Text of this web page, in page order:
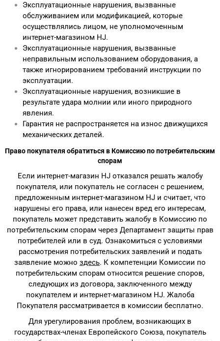
Эксплуатационные нарушения, вызванные
обслуживанием или модификацией, которые
осуществлялись лицом, не уполномоченным
интернет-магазином HJ.
Эксплуатационные нарушения, вызванные
неправильным использованием оборудования, а
также игнорированием требований инструкции по
эксплуатации.
Эксплуатационные нарушения, возникшие в
результате удара молнии или иного природного
явления.
Гарантия не распространяется на износ движущихся
механических деталей.
Право покупателя обратиться в Комиссию по потребительским
спорам
Если интернет-магазин HJ отказался решать жалобу
покупателя, или покупатель не согласен с решением,
предложенным интернет-магазином HJ и считает, что
нарушены его права, или нанесен вред его интересам,
покупатель может представить жалобу в Комиссию по
потребительским спорам через Департамент защиты прав
потребителей или в суд. Ознакомиться с условиями
рассмотрения потребительских заявлений и подать
заявление можно здесь. К компетенции Комиссии по
потребительским спорам относится решение споров,
следующих из договора, заключенного между
покупателем и интернет-магазином HJ. Жалоба
Покупателя рассматривается в комиссии бесплатно.
Для урегулирования проблем, возникающих в
государствах-членах Европейского Союза, покупатель